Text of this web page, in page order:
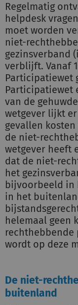
Regelmatig
helpdesk
moet worden
niet-
gezinsverband
verblijft. Vanaf
Participatiewet
Participatiewet
van de
wetgever lijkt
gevallen
de niet-
wetgever heeft
dat de niet-
het
bijvoorbeeld in
in het
helemaal geen
wordt op deze
De niet-
buitenland